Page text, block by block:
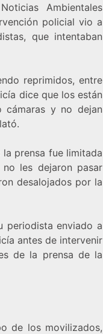
Ambientales
policial vio a
que intentaban
reprimidos, entre
dice que los están
cámaras y no dejan
prensa fue limitada
les dejaron pasar
desalojados por la
periodista enviado a
antes de intervenir
de la prensa de la
de los movilizados,